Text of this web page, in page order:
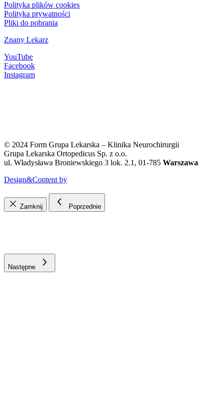
Polityka plików cookies
Polityka prywatności
Pliki do pobrania
Znany Lekarz
YouTube
Facebook
Instagram
© 2024 Form Grupa Lekarska – Klinika Neurochirurgii
Grupa Lekarska Ortopedicus Sp. z o.o.
ul. Władysława Broniewskiego 3 lok. 2.1, 01-785 Warszawa
Design&Content by
Zamknij Poprzednie
Następne